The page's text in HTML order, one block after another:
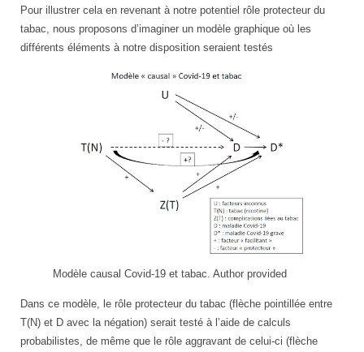
Pour illustrer cela en revenant à notre potentiel rôle protecteur du
tabac, nous proposons d’imaginer un modèle graphique où les
différents éléments à notre disposition seraient testés
Modèle causal Covid-19 et tabac. Author provided
Dans ce modèle, le rôle protecteur du tabac (flèche pointillée entre
T(N) et D avec la négation) serait testé à l’aide de calculs
probabilistes, de même que le rôle aggravant de celui-ci (flèche